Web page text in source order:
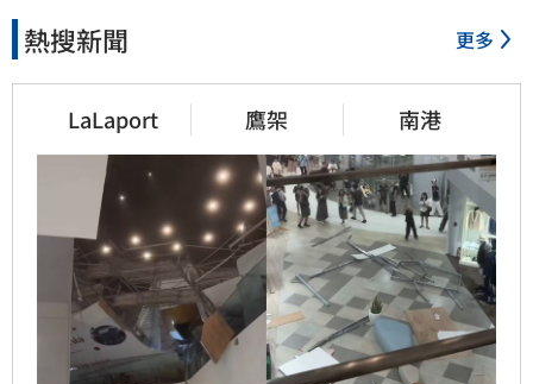
熱搜新聞 更多
LaLaport 鷹架 南港